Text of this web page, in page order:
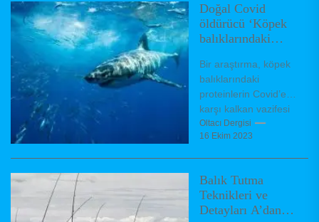
Doğal Covid
öldürücü ‘Köpek
balıklarındaki
Bir araştırma, köpek
balıklarındaki
proteinlerin Covid’e
karşı kalkan vazifesi
görebileceğini ortaya
koydu. Son iki yılda
virüsün...
Oltacı Dergisi
16 Ekim 2023
Balık Tutma
Teknikleri ve
Detayları A’dan